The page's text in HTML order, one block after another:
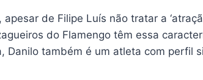
de Filipe Luís não tratar a
do Flamengo têm essa
Danilo também é um atleta com perfil